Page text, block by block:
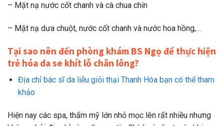
– Mặt nạ nước cốt chanh và cà chua chín
– Mặt nạ dưa chuột, nước cốt chanh và nước hoa hồng,…
Tại sao nên đến phòng khám BS Ngọ để thực hiện
trẻ hóa da se khít lỗ chân lông?
Địa chỉ bác sĩ da liễu giỏi thại Thanh Hóa bạn có thể tham
khảo
Hiện nay các spa, thẩm mỹ lớn nhỏ mọc lên rất nhiều nhưng